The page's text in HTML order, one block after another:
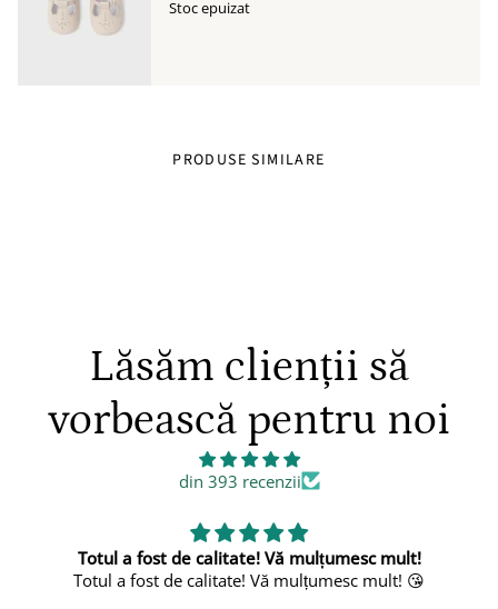
Stoc epuizat
PRODUSE SIMILARE
Lăsăm clienții să
vorbească pentru noi
din 393 recenzii
mult!
mult! 😘
Foarte